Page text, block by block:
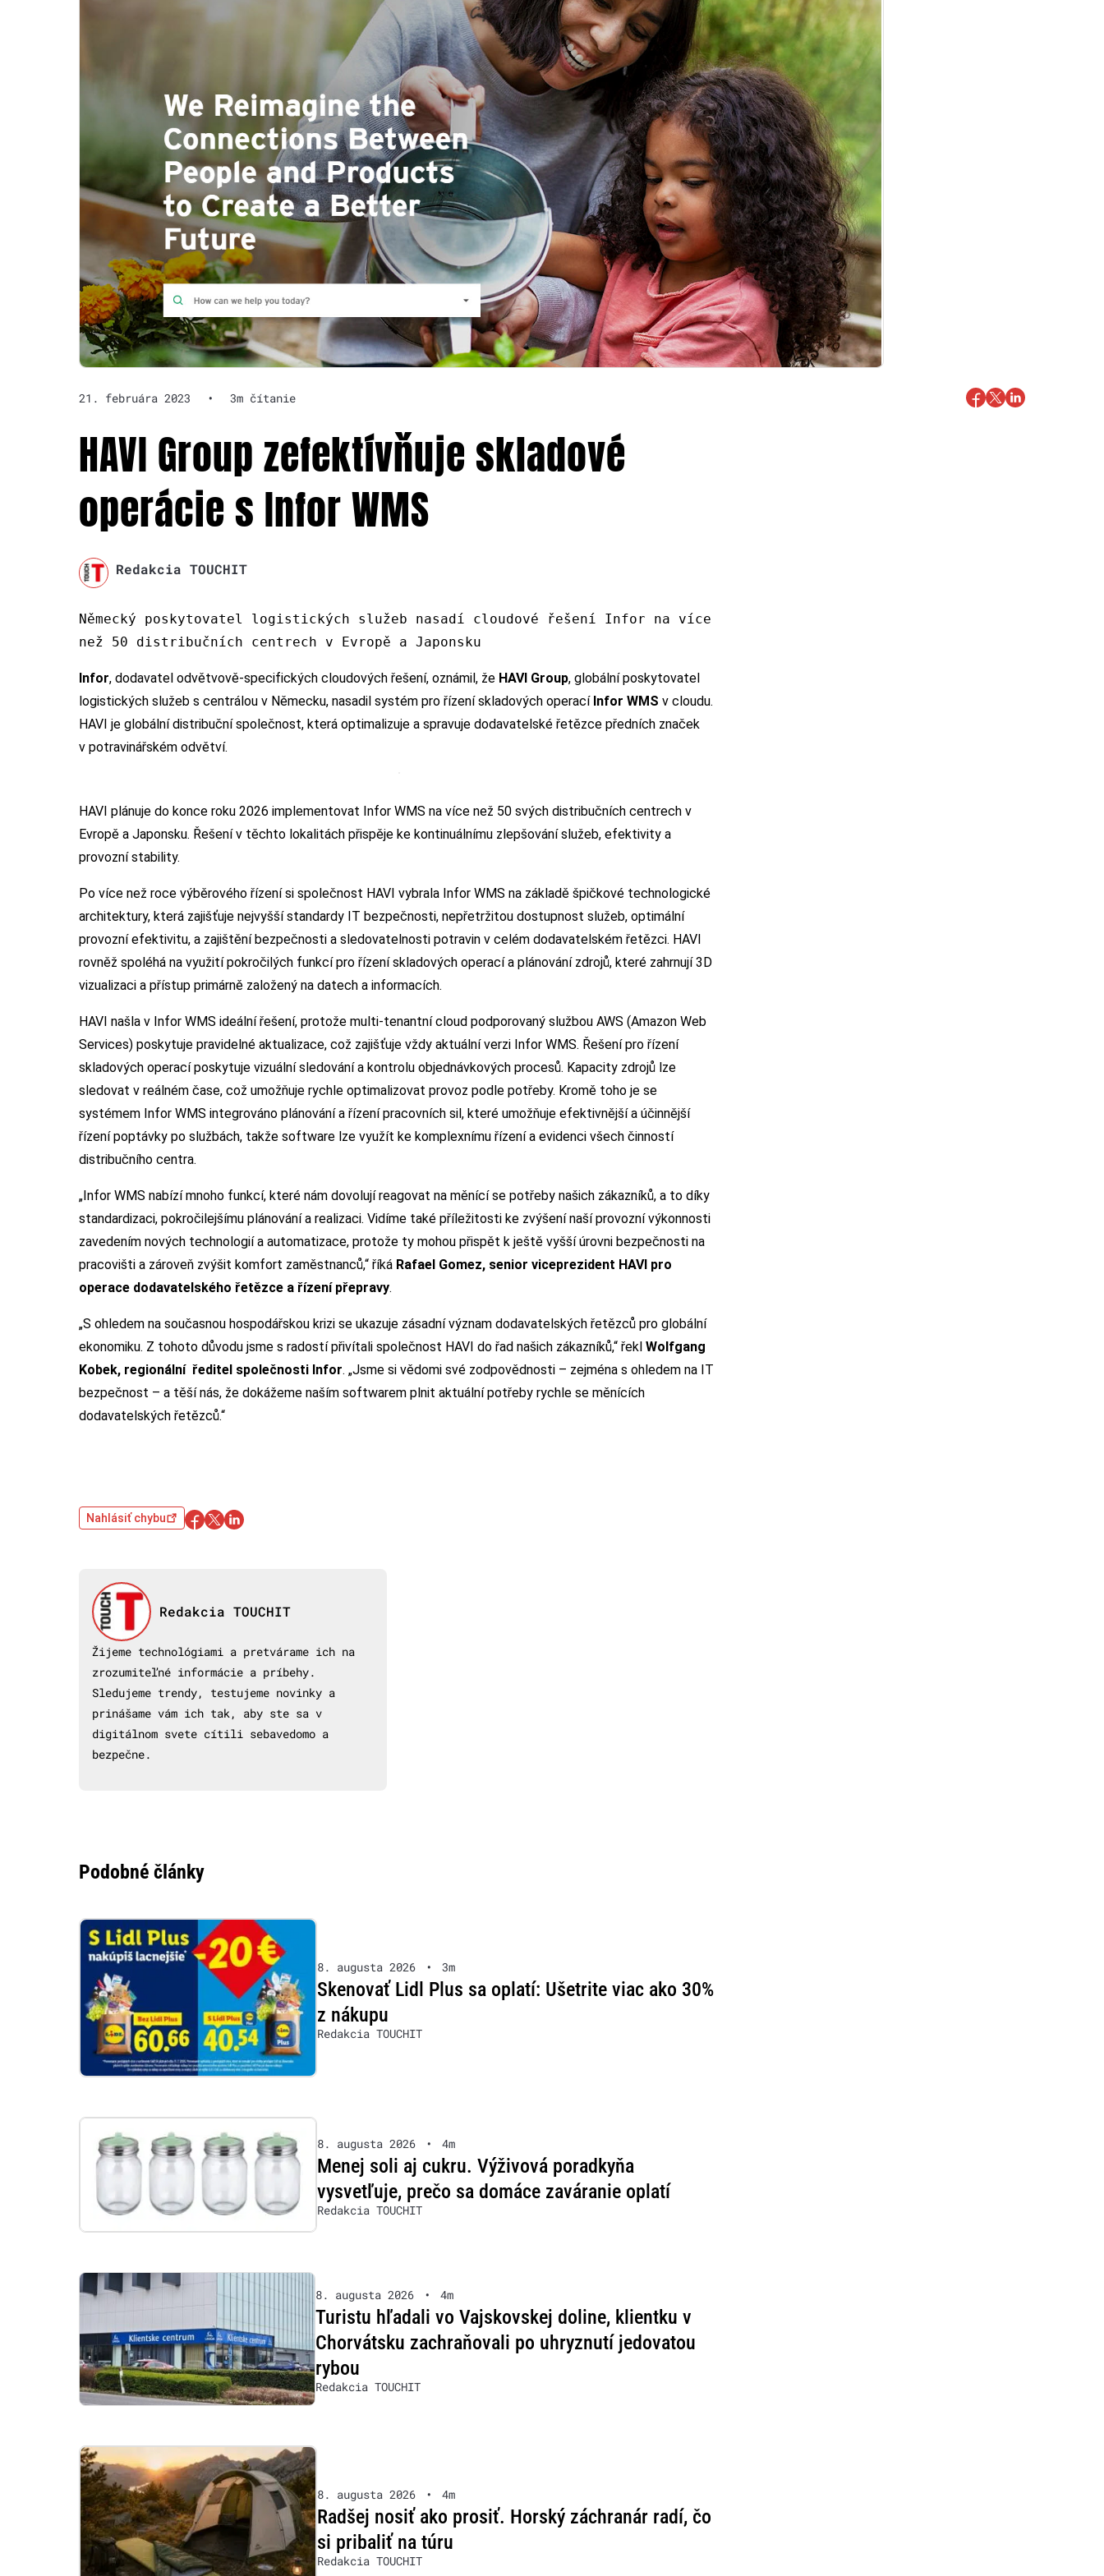
21. februára 2023 • 3m čítanie
HAVI Group zefektívňuje skladové
operácie s Infor WMS
Redakcia TOUCHIT
Německý poskytovatel logistických služeb nasadí cloudové řešení Infor na více
než 50 distribučních centrech v Evropě a Japonsku
Infor, dodavatel odvětvově-specifických cloudových řešení, oznámil, že HAVI Group, globální poskytovatel
logistických služeb s centrálou v Německu, nasadil systém pro řízení skladových operací Infor WMS v cloudu.
HAVI je globální distribuční společnost, která optimalizuje a spravuje dodavatelské řetězce předních značek
v potravinářském odvětví.
HAVI plánuje do konce roku 2026 implementovat Infor WMS na více než 50 svých distribučních centrech v
Evropě a Japonsku. Řešení v těchto lokalitách přispěje ke kontinuálnímu zlepšování služeb, efektivity a
provozní stability.
Po více než roce výběrového řízení si společnost HAVI vybrala Infor WMS na základě špičkové technologické
architektury, která zajišťuje nejvyšší standardy IT bezpečnosti, nepřetržitou dostupnost služeb, optimální
provozní efektivitu, a zajištění bezpečnosti a sledovatelnosti potravin v celém dodavatelském řetězci. HAVI
rovněž spoléhá na využití pokročilých funkcí pro řízení skladových operací a plánování zdrojů, které zahrnují 3D
vizualizaci a přístup primárně založený na datech a informacích.
HAVI našla v Infor WMS ideální řešení, protože multi-tenantní cloud podporovaný službou AWS (Amazon Web
Services) poskytuje pravidelné aktualizace, což zajišťuje vždy aktuální verzi Infor WMS. Řešení pro řízení
skladových operací poskytuje vizuální sledování a kontrolu objednávkových procesů. Kapacity zdrojů lze
sledovat v reálném čase, což umožňuje rychle optimalizovat provoz podle potřeby. Kromě toho je se
systémem Infor WMS integrováno plánování a řízení pracovních sil, které umožňuje efektivnější a účinnější
řízení poptávky po službách, takže software lze využít ke komplexnímu řízení a evidenci všech činností
distribučního centra.
„Infor WMS nabízí mnoho funkcí, které nám dovolují reagovat na měnící se potřeby našich zákazníků, a to díky
standardizaci, pokročilejšímu plánování a realizaci. Vidíme také příležitosti ke zvýšení naší provozní výkonnosti
zavedením nových technologií a automatizace, protože ty mohou přispět k ještě vyšší úrovni bezpečnosti na
pracovišti a zároveň zvýšit komfort zaměstnanců,“ říká Rafael Gomez, senior viceprezident HAVI pro
operace dodavatelského řetězce a řízení přepravy.
„S ohledem na současnou hospodářskou krizi se ukazuje zásadní význam dodavatelských řetězců pro globální
ekonomiku. Z tohoto důvodu jsme s radostí přivítali společnost HAVI do řad našich zákazníků,“ řekl Wolfgang
Kobek, regionální ředitel společnosti Infor. „Jsme si vědomi své zodpovědnosti – zejména s ohledem na IT
bezpečnost – a těší nás, že dokážeme naším softwarem plnit aktuální potřeby rychle se měnících
dodavatelských řetězců.“
Nahlásiť chybu
Redakcia TOUCHIT
Žijeme technológiami a pretvárame ich na
zrozumiteľné informácie a príbehy.
Sledujeme trendy, testujeme novinky a
prinášame vám ich tak, aby ste sa v
digitálnom svete cítili sebavedomo a
bezpečne.
Podobné články
8. augusta 2026 • 3m
Skenovať Lidl Plus sa oplatí: Ušetrite viac ako 30%
z nákupu
Redakcia TOUCHIT
8. augusta 2026 • 4m
Menej soli aj cukru. Výživová poradkyňa
vysvetľuje, prečo sa domáce zaváranie oplatí
Redakcia TOUCHIT
8. augusta 2026 • 4m
Turistu hľadali vo Vajskovskej doline, klientku v
Chorvátsku zachraňovali po uhryznutí jedovatou
rybou
Redakcia TOUCHIT
8. augusta 2026 • 4m
Radšej nosiť ako prosiť. Horský záchranár radí, čo
si pribaliť na túru
Redakcia TOUCHIT